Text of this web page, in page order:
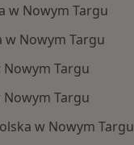
w Nowym Targu
w Nowym Targu
Nowym Targu
Targu
w Nowym Targu